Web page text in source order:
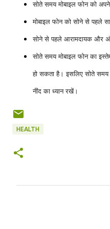
सोते समय मोबाइल फोन को
मोबाइल फोन को सोने से पहले
सोने से पहले आरामदायक और
सोते समय मोबाइल फोन का
हो सकता है। इसलिए सोते
नींद का ध्यान रखें।
HEALTH